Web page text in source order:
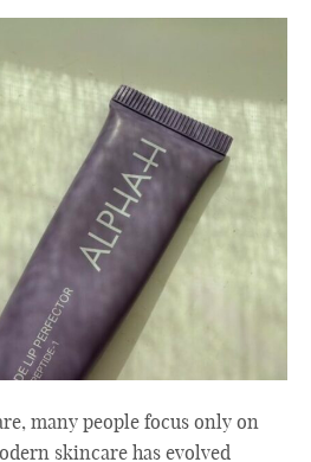
many people focus only on
skincare has evolved